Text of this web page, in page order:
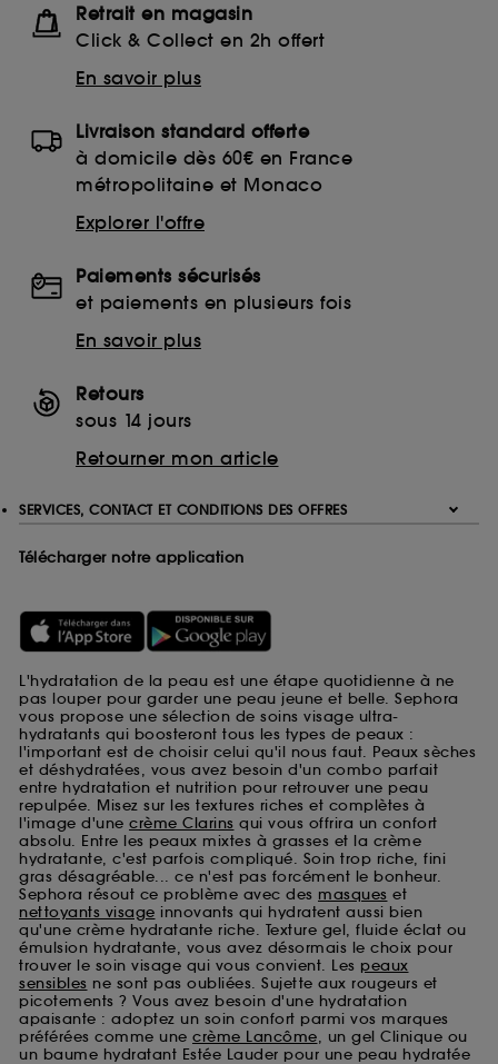
Retrait en magasin
Click & Collect en 2h offert
En savoir plus
Livraison standard offerte
à domicile dès 60€ en France
métropolitaine et Monaco
Explorer l'offre
Paiements sécurisés
et paiements en plusieurs fois
En savoir plus
Retours
sous 14 jours
Retourner mon article
SERVICES, CONTACT ET CONDITIONS DES OFFRES
Télécharger notre application
L'hydratation de la peau est une étape quotidienne à ne
pas louper pour garder une peau jeune et belle. Sephora
vous propose une sélection de soins visage ultra-
hydratants qui boosteront tous les types de peaux :
l'important est de choisir celui qu'il nous faut. Peaux sèches
et déshydratées, vous avez besoin d'un combo parfait
entre hydratation et nutrition pour retrouver une peau
repulpée. Misez sur les textures riches et complètes à
l'image d'une crème Clarins qui vous offrira un confort
absolu. Entre les peaux mixtes à grasses et la crème
hydratante, c'est parfois compliqué. Soin trop riche, fini
gras désagréable... ce n'est pas forcément le bonheur.
Sephora résout ce problème avec des masques et
nettoyants visage innovants qui hydratent aussi bien
qu'une crème hydratante riche. Texture gel, fluide éclat ou
émulsion hydratante, vous avez désormais le choix pour
trouver le soin visage qui vous convient. Les peaux
sensibles ne sont pas oubliées. Sujette aux rougeurs et
picotements ? Vous avez besoin d'une hydratation
apaisante : adoptez un soin confort parmi vos marques
préférées comme une crème Lancôme, un gel Clinique ou
un baume hydratant Estée Lauder pour une peau hydratée